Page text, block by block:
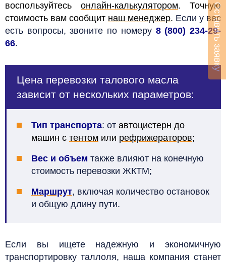
воспользуйтесь онлайн-калькулятором. Точную
стоимость вам сообщит наш менеджер. Если у вас
есть вопросы, звоните по номеру 8 (800) 234-29-
66.
Цена перевозки талового масла
зависит от нескольких параметров:
Тип транспорта: от автоцистерн до
машин с тентом или рефрижераторов;
Вес и объем также влияют на конечную
стоимость перевозки ЖКТМ;
Маршрут, включая количество остановок
и общую длину пути.
Если вы ищете надежную и экономичную
транспортировку таллоля, наша компания станет
Оставить заявку